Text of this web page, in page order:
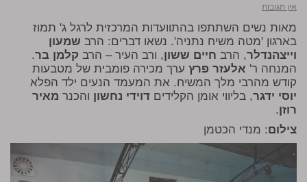
אין תגובות
מאות נשים השתתפו בהתוועדות המרכזית לרגל ג' תמוז
בארגון 'מטה משיח נתניה'. נשאו דברים: הרב שמעון
וייצהנדלר, הרב חיים ששון, ורב העיר – הרב קלמן בר.
המנחה ר' אלעזר פרץ ערך מכירה פומבית של מטבעות
קודש מהרבי מלך המשיח. את המעמד הנעים ילד הפלא
יוסי ידגר, בליווי אומן הקלידים דוידי נחשון והכנר מאיר
רוזן.
צילום: מנדי הכטמן